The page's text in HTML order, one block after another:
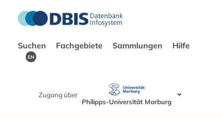
Suchen Fachgebiete Sammlungen Hilfe
EN
Zugang über
Philipps-Universität Marburg